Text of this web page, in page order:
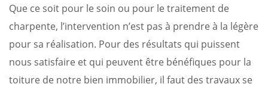
Que ce soit pour le soin ou pour le traitement de
charpente, l’intervention n’est pas à prendre à la légère
pour sa réalisation. Pour des résultats qui puissent
nous satisfaire et qui peuvent être bénéfiques pour la
toiture de notre bien immobilier, il faut des travaux se